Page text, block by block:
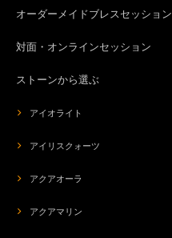
オーダーメイドブレスセッション
対面・オンラインセッション
ストーンから選ぶ
アイオライト
アイリスクォーツ
アクアオーラ
アクアマリン